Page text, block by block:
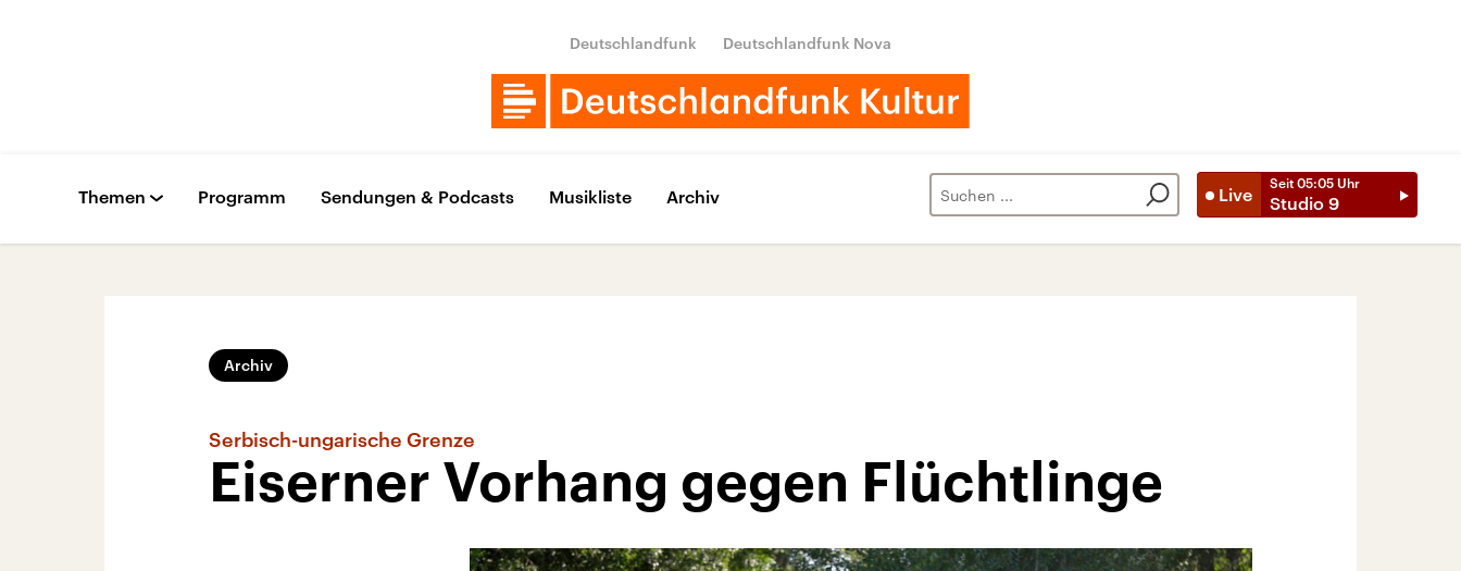
Deutschlandfunk Deutschlandfunk Nova
Live
Seit 05:05 Uhr
Studio 9
Themen Programm Sendungen & Podcasts Musikliste Archiv
Archiv
Serbisch-ungarische Grenze
Eiserner Vorhang gegen Flüchtlinge